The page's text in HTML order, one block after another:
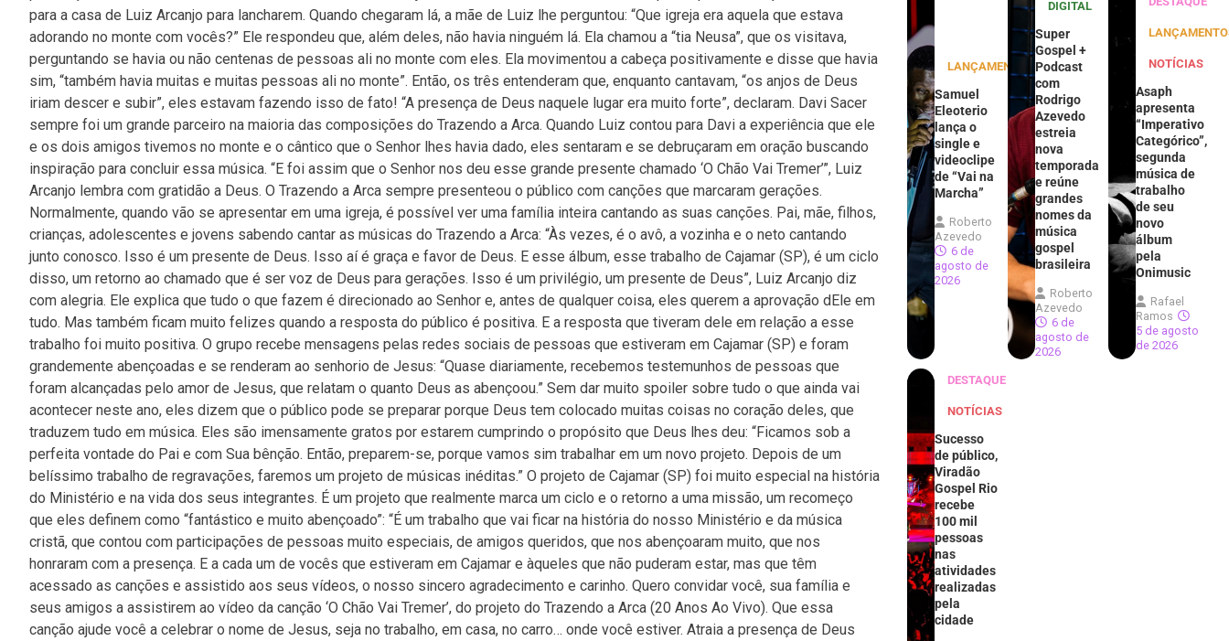
para a casa de Luiz Arcanjo para lancharem. Quando chegaram lá, a mãe de Luiz lhe perguntou: “Que igreja era aquela que estava
adorando no monte com vocês?” Ele respondeu que, além deles, não havia ninguém lá. Ela chamou a “tia Neusa”, que os visitava,
perguntando se havia ou não centenas de pessoas ali no monte com eles. Ela movimentou a cabeça positivamente e disse que havia
sim, “também havia muitas e muitas pessoas ali no monte”. Então, os três entenderam que, enquanto cantavam, “os anjos de Deus
iriam descer e subir”, eles estavam fazendo isso de fato! “A presença de Deus naquele lugar era muito forte”, declaram. Davi Sacer
sempre foi um grande parceiro na maioria das composições do Trazendo a Arca. Quando Luiz contou para Davi a experiência que ele
e os dois amigos tivemos no monte e o cântico que o Senhor lhes havia dado, eles sentaram e se debruçaram em oração buscando
inspiração para concluir essa música. “E foi assim que o Senhor nos deu esse grande presente chamado ‘O Chão Vai Tremer’”, Luiz
Arcanjo lembra com gratidão a Deus. O Trazendo a Arca sempre presenteou o público com canções que marcaram gerações.
Normalmente, quando vão se apresentar em uma igreja, é possível ver uma família inteira cantando as suas canções. Pai, mãe, filhos,
crianças, adolescentes e jovens sabendo cantar as músicas do Trazendo a Arca: “Às vezes, é o avô, a vozinha e o neto cantando
junto conosco. Isso é um presente de Deus. Isso aí é graça e favor de Deus. E esse álbum, esse trabalho de Cajamar (SP), é um ciclo
disso, um retorno ao chamado que é ser voz de Deus para gerações. Isso é um privilégio, um presente de Deus”, Luiz Arcanjo diz
com alegria. Ele explica que tudo o que fazem é direcionado ao Senhor e, antes de qualquer coisa, eles querem a aprovação dEle em
tudo. Mas também ficam muito felizes quando a resposta do público é positiva. E a resposta que tiveram dele em relação a esse
trabalho foi muito positiva. O grupo recebe mensagens pelas redes sociais de pessoas que estiveram em Cajamar (SP) e foram
grandemente abençoadas e se renderam ao senhorio de Jesus: “Quase diariamente, recebemos testemunhos de pessoas que
foram alcançadas pelo amor de Jesus, que relatam o quanto Deus as abençoou.” Sem dar muito spoiler sobre tudo o que ainda vai
acontecer neste ano, eles dizem que o público pode se preparar porque Deus tem colocado muitas coisas no coração deles, que
traduzem tudo em música. Eles são imensamente gratos por estarem cumprindo o propósito que Deus lhes deu: “Ficamos sob a
perfeita vontade do Pai e com Sua bênção. Então, preparem-se, porque vamos sim trabalhar em um novo projeto. Depois de um
belíssimo trabalho de regravações, faremos um projeto de músicas inéditas.” O projeto de Cajamar (SP) foi muito especial na história
do Ministério e na vida dos seus integrantes. É um projeto que realmente marca um ciclo e o retorno a uma missão, um recomeço
que eles definem como “fantástico e muito abençoado”: “É um trabalho que vai ficar na história do nosso Ministério e da música
cristã, que contou com participações de pessoas muito especiais, de amigos queridos, que nos abençoaram muito, que nos
honraram com a presença. E a cada um de vocês que estiveram em Cajamar e àqueles que não puderam estar, mas que têm
acessado as canções e assistido aos seus vídeos, o nosso sincero agradecimento e carinho. Quero convidar você, sua família e
seus amigos a assistirem ao vídeo da canção ‘O Chão Vai Tremer’, do projeto do Trazendo a Arca (20 Anos Ao Vivo). Que essa
canção ajude você a celebrar o nome de Jesus, seja no trabalho, em casa, no carro… onde você estiver. Atraia a presença de Deus
LANÇAMENTOS
Samuel
Eleoterio
lança o
single e
videoclipe
de “Vai na
Marcha”
Roberto
Azevedo
6 de
agosto de
2026
DIGITAL
Super
Gospel +
Podcast
com
Rodrigo
Azevedo
estreia
nova
temporada
e reúne
grandes
nomes da
música
gospel
brasileira
Roberto
Azevedo
6 de
agosto de
2026
NOTÍCIAS
Asaph
apresenta
“Imperativo
Categórico”,
segunda
música de
trabalho
de seu
novo
álbum
pela
Onimusic
Rafael
Ramos
5 de agosto
de 2026
DESTAQUE
NOTÍCIAS
Sucesso
de público,
Viradão
Gospel Rio
recebe
100 mil
pessoas
nas
atividades
realizadas
pela
cidade